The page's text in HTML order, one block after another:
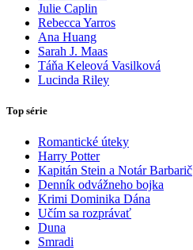
Julie Caplin
Rebecca Yarros
Ana Huang
Sarah J. Maas
Táňa Keleová Vasilková
Lucinda Riley
Top série
Romantické úteky
Harry Potter
Kapitán Stein a Notár Barbarič
Denník odvážneho bojka
Krimi Dominika Dána
Učím sa rozprávať
Duna
Smradi